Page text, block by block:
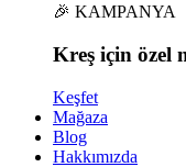
🎉 KAMPANYA
Kreş için özel
Keşfet
Mağaza
Blog
Hakkımızda